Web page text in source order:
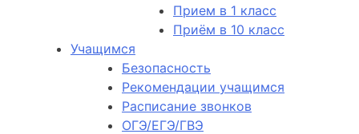
Прием в 1 класс
Приём в 10 класс
Учащимся
Безопасность
Рекомендации учащимся
Расписание звонков
ОГЭ/ЕГЭ/ГВЭ